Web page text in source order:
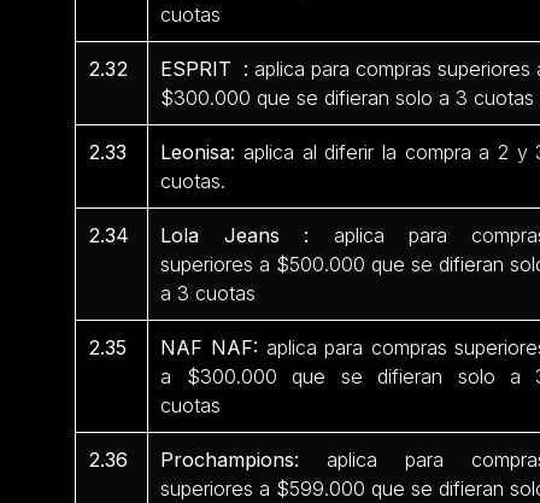
cuotas
2.32 ESPRIT : aplica para compras superiores
$300.000 que se difieran solo a 3 cuotas
2.33 Leonisa: aplica al diferir la compra a 2 y
cuotas.
2.34 Lola Jeans : aplica para
superiores a $500.000 que se difieran
a 3 cuotas
2.35 NAF NAF: aplica para compras
a $300.000 que se difieran solo a
cuotas
2.36 Prochampions: aplica para
superiores a $599.000 que se difieran